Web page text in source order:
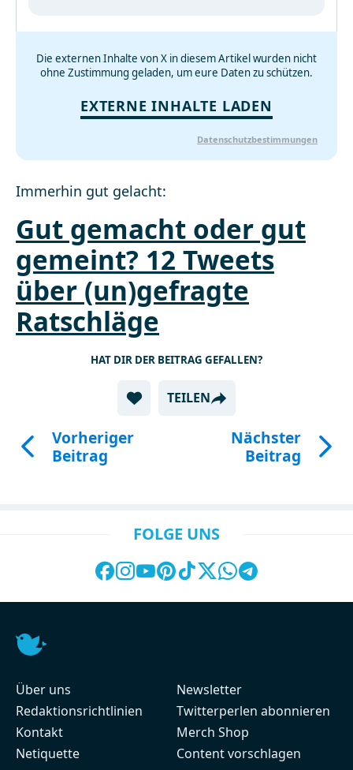
Die externen Inhalte von X in diesem Artikel wurden nicht
ohne Zustimmung geladen, um eure Daten zu schützen.
EXTERNE INHALTE LADEN
Datenschutzbestimmungen
Immerhin gut gelacht:
Gut gemacht oder gut
gemeint? 12 Tweets
über (un)gefragte
Ratschläge
HAT DIR DER BEITRAG GEFALLEN?
TEILEN
Vorheriger
Beitrag
Nächster
Beitrag
FOLGE UNS
Über uns
Redaktionsrichtlinien
Kontakt
Netiquette
Newsletter
Twitterperlen abonnieren
Merch Shop
Content vorschlagen